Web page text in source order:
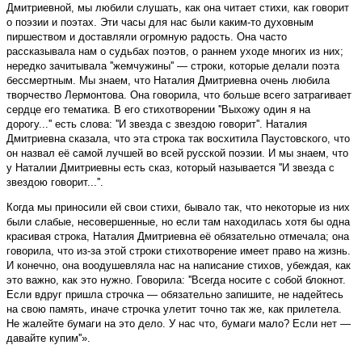
Дмитриевной, мы любили слушать, как она читает стихи, как говорит
о поэзии и поэтах. Эти часы для нас были каким-то духовным
пиршеством и доставляли огромную радость. Она часто
рассказывала нам о судьбах поэтов, о раннем уходе многих из них;
нередко зачитывала ''жемчужины'' — строки, которые делали поэта
бессмертным. Мы знаем, что Наталия Дмитриевна очень любила
творчество Лермонтова. Она говорила, что больше всего затрагивает
сердце его тематика. В его стихотворении ''Выхожу один я на
дорогу...'' есть слова: ''И звезда с звездою говорит''. Наталия
Дмитриевна сказала, что эта строка так восхитила Паустовского, что
он назвал её самой лучшей во всей русской поэзии. И мы знаем, что
у Наталии Дмитриевны есть сказ, который называется ''И звезда с
звездою говорит...''.
Когда мы приносили ей свои стихи, бывало так, что некоторые из них
были слабые, несовершенные, но если там находилась хотя бы одна
красивая строка, Наталия Дмитриевна её обязательно отмечала; она
говорила, что из-за этой строки стихотворение имеет право на жизнь.
И конечно, она воодушевляла нас на написание стихов, убеждая, как
это важно, как это нужно. Говорила: ''Всегда носите с собой блокнот.
Если вдруг пришла строчка — обязательно запишите, не надейтесь
на свою память, иначе строчка улетит точно так же, как прилетела.
Не жалейте бумаги на это дело. У нас что, бумаги мало? Если нет —
давайте купим''».